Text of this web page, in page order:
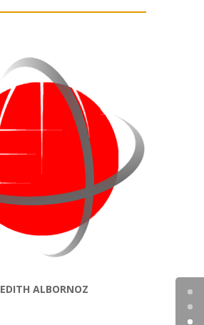
EDITH ALBORNOZ